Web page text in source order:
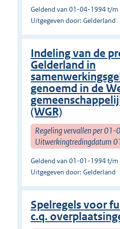
Geldend van 01-04-1994 t/
Uitgegeven door: Gelderland
Indeling van de
Gelderland in
genoemd in de
(WGR)
Regeling vervallen per
Uitwerkingtredingdatum
Geldend van 01-01-1994 t/
Uitgegeven door: Gelderland
Spelregels voor
c.q.